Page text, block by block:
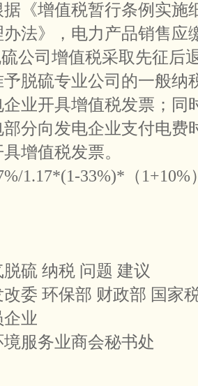
《增值税暂行条例实施
法》，电力产品销售应
公司增值税采取先征后
脱硫专业公司的一般纳
业开具增值税发票；同
分向发电企业支付电费
增值税发票。
1.17*(1-33%)*（1+10%
烟气脱硫 纳税
改委 环保部 财政部 国
各会员
境服务业商会秘书处